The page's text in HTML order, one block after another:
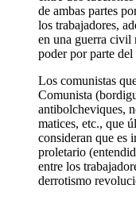
de ambas partes
los trabajadores,
en una guerra civil
poder por parte
Los comunistas
Comunista
antibolcheviques,
matices, etc., que
consideran que es
proletario
entre los
derrotismo